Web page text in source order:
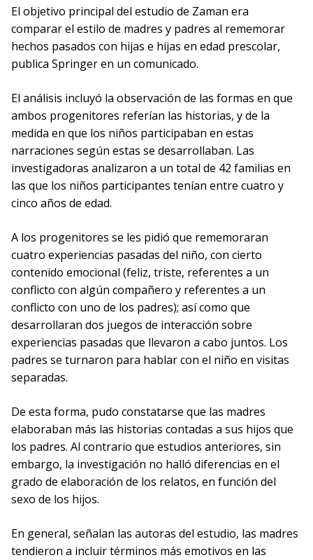
El objetivo principal del estudio de Zaman era
comparar el estilo de madres y padres al rememorar
hechos pasados con hijas e hijas en edad prescolar,
publica Springer en un comunicado.
El análisis incluyó la observación de las formas en que
ambos progenitores referían las historias, y de la
medida en que los niños participaban en estas
narraciones según estas se desarrollaban. Las
investigadoras analizaron a un total de 42 familias en
las que los niños participantes tenían entre cuatro y
cinco años de edad.
A los progenitores se les pidió que rememoraran
cuatro experiencias pasadas del niño, con cierto
contenido emocional (feliz, triste, referentes a un
conflicto con algún compañero y referentes a un
conflicto con uno de los padres); así como que
desarrollaran dos juegos de interacción sobre
experiencias pasadas que llevaron a cabo juntos. Los
padres se turnaron para hablar con el niño en visitas
separadas.
De esta forma, pudo constatarse que las madres
elaboraban más las historias contadas a sus hijos que
los padres. Al contrario que estudios anteriores, sin
embargo, la investigación no halló diferencias en el
grado de elaboración de los relatos, en función del
sexo de los hijos.
En general, señalan las autoras del estudio, las madres
tendieron a incluir términos más emotivos en las